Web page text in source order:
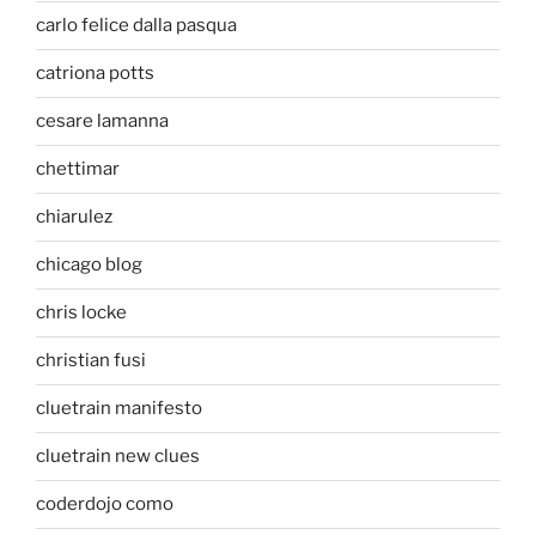
carlo felice dalla pasqua
catriona potts
cesare lamanna
chettimar
chiarulez
chicago blog
chris locke
christian fusi
cluetrain manifesto
cluetrain new clues
coderdojo como